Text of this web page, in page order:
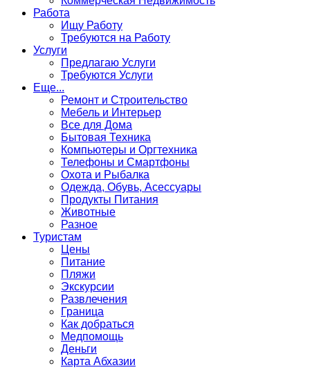
Работа
Ищу Работу
Требуются на Работу
Услуги
Предлагаю Услуги
Требуются Услуги
Еще...
Ремонт и Строительство
Мебель и Интерьер
Все для Дома
Бытовая Техника
Компьютеры и Оргтехника
Телефоны и Смартфоны
Охота и Рыбалка
Одежда, Обувь, Асессуары
Продукты Питания
Животные
Разное
Туристам
Цены
Питание
Пляжи
Экскурсии
Развлечения
Граница
Как добраться
Медпомощь
Деньги
Карта Абхазии